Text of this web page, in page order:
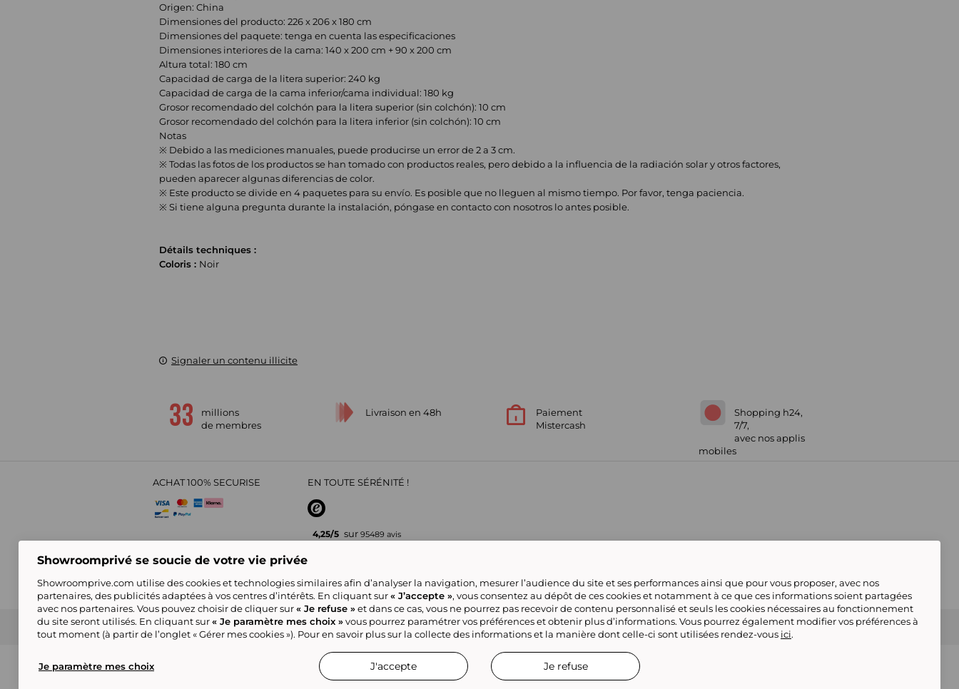
Origen: China
Dimensiones del producto: 226 x 206 x 180 cm
Dimensiones del paquete: tenga en cuenta las especificaciones
Dimensiones interiores de la cama: 140 x 200 cm + 90 x 200 cm
Altura total: 180 cm
Capacidad de carga de la litera superior: 240 kg
Capacidad de carga de la cama inferior/cama individual: 180 kg
Grosor recomendado del colchón para la litera superior (sin colchón): 10 cm
Grosor recomendado del colchón para la litera inferior (sin colchón): 10 cm
Notas
※ Debido a las mediciones manuales, puede producirse un error de 2 a 3 cm.
※ Todas las fotos de los productos se han tomado con productos reales, pero debido a la influencia de la radiación solar y otros factores,
pueden aparecer algunas diferencias de color.
※ Este producto se divide en 4 paquetes para su envío. Es posible que no lleguen al mismo tiempo. Por favor, tenga paciencia.
※ Si tiene alguna pregunta durante la instalación, póngase en contacto con nosotros lo antes posible.
Détails techniques :
Coloris : Noir
Signaler un contenu illicite
millions
de membres
Livraison en 48h
Paiement
Mistercash
Shopping h24,
7/7,
avec nos applis
mobiles
ACHAT 100% SECURISE EN TOUTE SÉRÉNITÉ !
4,25/5 sur 95489 avis
pour vos achats en ligne
CGV Politique de Confidentialité Showroomprive group Nous contacter Gérer mes cookies Conditions générales de la Marketplace
Référencement & Critères de
Classement
Tous nos produits
© showroomprive.be 2026
Showroomprivé se soucie de votre vie privée
Showroomprive.com utilise des cookies et technologies similaires afin d’analyser la navigation, mesurer l’audience du site et ses performances ainsi que pour vous proposer, avec nos
partenaires, des publicités adaptées à vos centres d’intérêts. En cliquant sur« J’accepte », vous consentez au dépôt de ces cookies et notamment à ce que ces informations soient partagées
avec nos partenaires. Vous pouvez choisir de cliquer sur« Je refuse »et dans ce cas, vous ne pourrez pas recevoir de contenu personnalisé et seuls les cookies nécessaires au fonctionnement
du site seront utilisés. En cliquant sur« Je paramètre mes choix »vous pourrez paramétrer vos préférences et obtenir plus d’informations. Vous pourrez également modifier vos préférences à
tout moment (à partir de l’onglet « Gérer mes cookies »). Pour en savoir plus sur la collecte des informations et la manière dont celle-ci sont utilisées rendez-vous ici.
Je paramètre mes choix J'accepte Je refuse